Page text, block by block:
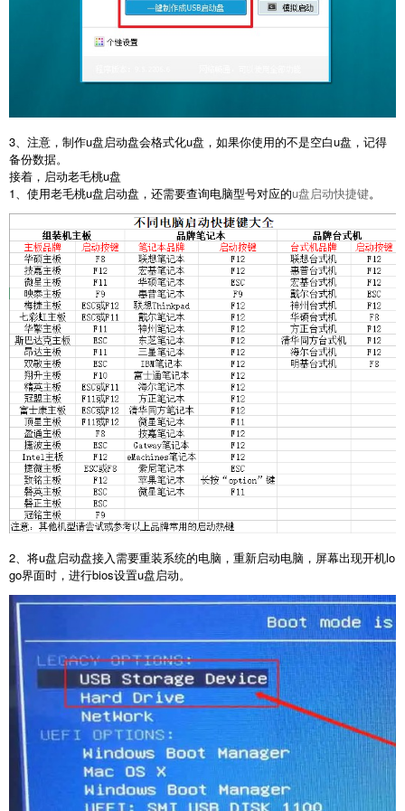
3、注意，制作u盘启动盘会格式化u盘，如果你使用的不是空白u盘，记得
备份数据。
接着，启动老毛桃u盘
1、使用老毛桃u盘启动盘，还需要查询电脑型号对应的u盘启动快捷键。
2、将u盘启动盘接入需要重装系统的电脑，重新启动电脑，屏幕出现开机lo
go界面时，进行bios设置u盘启动。